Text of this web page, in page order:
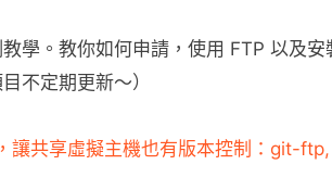
學。教你如何申請，使用 FTP 以及
不定期更新～）
讓共享虛擬主機也有版本控制：git-